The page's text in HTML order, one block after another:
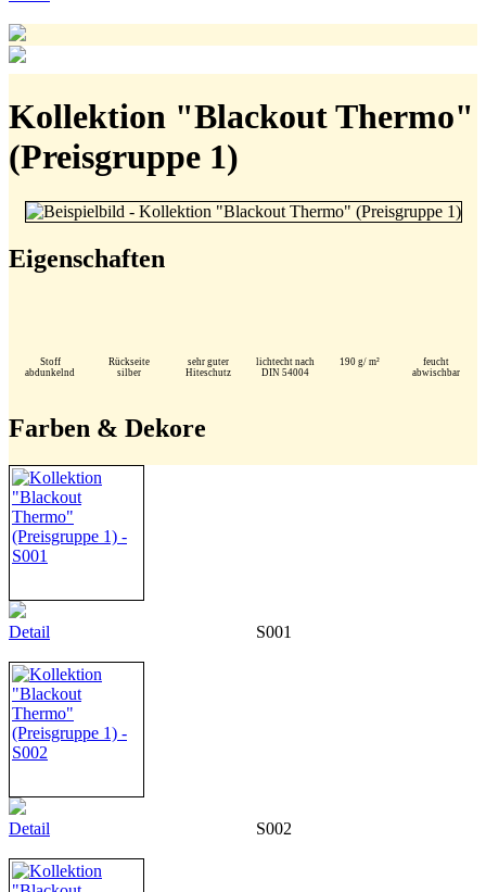
Kollektion "Blackout Thermo"
(Preisgruppe 1)
Eigenschaften
Stoff
abdunkelnd
Rückseite
silber
sehr guter
Hiteschutz
lichtecht nach
DIN 54004
190 g/ m²
feucht
abwischbar
Farben & Dekore
Detail S001
Detail S002